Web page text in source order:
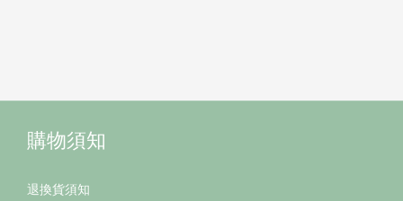
購物須知
退換貨須知